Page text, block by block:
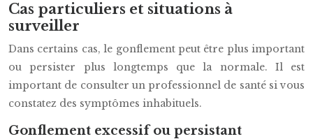
Cas particuliers et situations à
surveiller
Dans certains cas, le gonflement peut être plus important
ou persister plus longtemps que la normale. Il est
important de consulter un professionnel de santé si vous
constatez des symptômes inhabituels.
Gonflement excessif ou persistant